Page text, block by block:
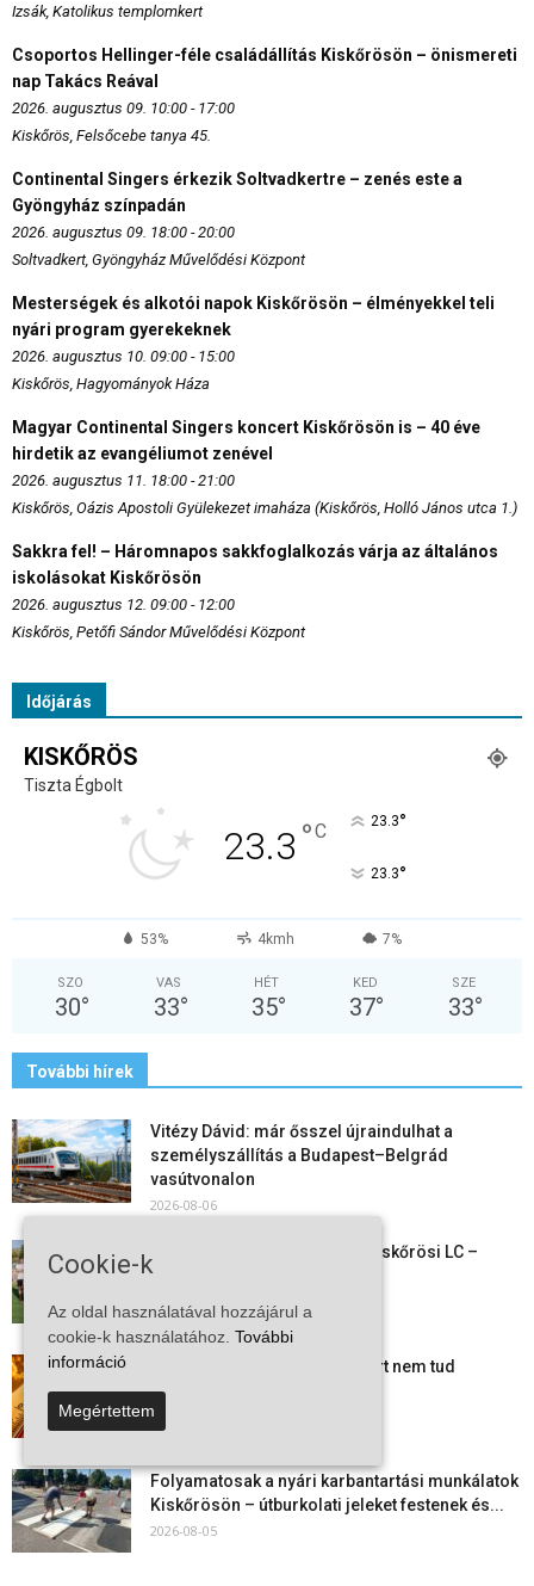
Izsák, Katolikus templomkert
Csoportos Hellinger-féle családállítás Kiskőrösön – önismereti
nap Takács Reával
2026. augusztus 09. 10:00 - 17:00
Kiskőrös, Felsőcebe tanya 45.
Continental Singers érkezik Soltvadkertre – zenés este a
Gyöngyház színpadán
2026. augusztus 09. 18:00 - 20:00
Soltvadkert, Gyöngyház Művelődési Központ
Mesterségek és alkotói napok Kiskőrösön – élményekkel teli
nyári program gyerekeknek
2026. augusztus 10. 09:00 - 15:00
Kiskőrös, Hagyományok Háza
Magyar Continental Singers koncert Kiskőrösön is – 40 éve
hirdetik az evangéliumot zenével
2026. augusztus 11. 18:00 - 21:00
Kiskőrös, Oázis Apostoli Gyülekezet imaháza (Kiskőrös, Holló János utca 1.)
Sakkra fel! – Háromnapos sakkfoglalkozás várja az általános
iskolásokat Kiskőrösön
2026. augusztus 12. 09:00 - 12:00
Kiskőrös, Petőfi Sándor Művelődési Központ
Időjárás
KISKŐRÖS
Tiszta Égbolt
23.3 °C 23.3°
23.3°
53% 4kmh 7%
SZO
30°
VAS
33°
HÉT
35°
KED
37°
SZE
33°
További hírek
Vitézy Dávid: már ősszel újraindulhat a
személyszállítás a Budapest–Belgrád
vasútvonalon
2026-08-06
Megkezdte a felkészülést a Kiskőrösi LC –
együtt maradt a keret,...
Mi történik Európa felett? Ezért nem tud
szabadulni a kontinens a...
2026-08-05
Folyamatosak a nyári karbantartási munkálatok
Kiskőrösön – útburkolati jeleket festenek és...
2026-08-05
Cookie-k
Az oldal használatával hozzájárul a
cookie-k használatához. További
információ
Megértettem